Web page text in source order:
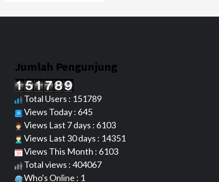
Jumlah Pengunjung
Total Users : 151789
Views Today : 645
Views Last 7 days : 6103
Views Last 30 days : 14351
Views This Month : 6103
Total views : 404067
Who's Online : 1